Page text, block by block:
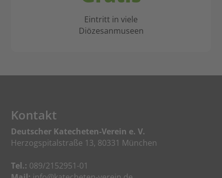
Eintritt in viele
Diözesanmuseen
Kontakt
Deutscher Katecheten-Verein e. V.
Herzogspitalstraße 13, 80331 München
Tel.: 089/2152951-01